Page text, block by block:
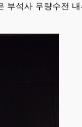
부석사 무량수전